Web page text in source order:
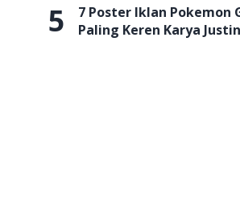
5
7 Poster Iklan Pokemon
Paling Keren Karya